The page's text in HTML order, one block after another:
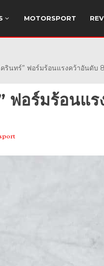
MOTORSPORT
นทร์” ฟอร์มร้อนแรงคว้าอันดับ
ฟอร์มร้อนแ